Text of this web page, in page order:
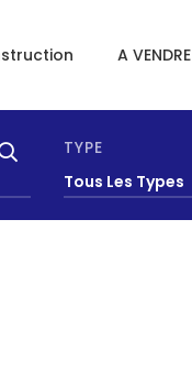
A VENDRE
TYPE
Tous Les Types